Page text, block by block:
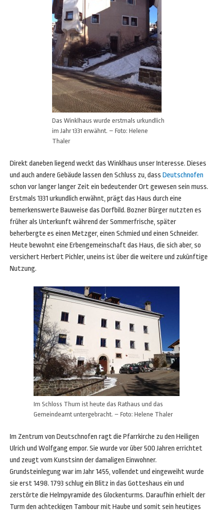
Das Winklhaus wurde erstmals urkundlich
im Jahr 1331 erwähnt. – Foto: Helene
Thaler
Direkt daneben liegend weckt das Winklhaus unser Interesse. Dieses
und auch andere Gebäude lassen den Schluss zu, dass Deutschnofen
schon vor langer langer Zeit ein bedeutender Ort gewesen sein muss.
Erstmals 1331 urkundlich erwähnt, prägt das Haus durch eine
bemerkenswerte Bauweise das Dorfbild. Bozner Bürger nutzten es
früher als Unterkunft während der Sommerfrische, später
beherbergte es einen Metzger, einen Schmied und einen Schneider.
Heute bewohnt eine Erbengemeinschaft das Haus, die sich aber, so
versichert Herbert Pichler, uneins ist über die weitere und zukünftige
Nutzung.
Im Schloss Thurn ist heute das Rathaus und das
Gemeindeamt untergebracht. – Foto: Helene Thaler
Im Zentrum von Deutschnofen ragt die Pfarrkirche zu den Heiligen
Ulrich und Wolfgang empor. Sie wurde vor über 500 Jahren errichtet
und zeugt vom Kunstsinn der damaligen Einwohner.
Grundsteinlegung war im Jahr 1455, vollendet und eingeweiht wurde
sie erst 1498. 1793 schlug ein Blitz in das Gotteshaus ein und
zerstörte die Helmpyramide des Glockenturms. Daraufhin erhielt der
Turm den achteckigen Tambour mit Haube und somit sein heutiges